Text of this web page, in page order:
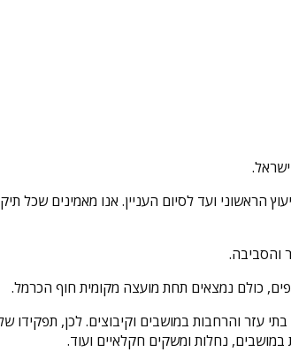
ועד לסיום העניין. אנו מאמינים שכל תיק
והסביבה.
כולם נמצאים תחת מועצה מקומית חוף הכרמל.
עזר והרחבות במושבים וקיבוצים. לכן, תפקידו
נחלות ומשקים חקלאיים ועוד.